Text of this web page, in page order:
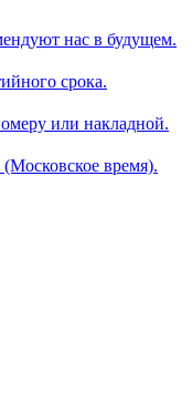
нас в будущем.
срока.
или накладной.
время).